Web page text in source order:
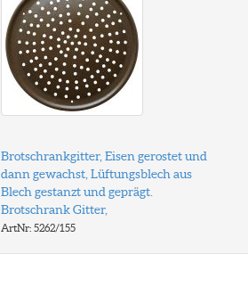
Brotschrankgitter, Eisen gerostet und
dann gewachst, Lüftungsblech aus
Blech gestanzt und geprägt.
Brotschrank Gitter,
ArtNr: 5262/155